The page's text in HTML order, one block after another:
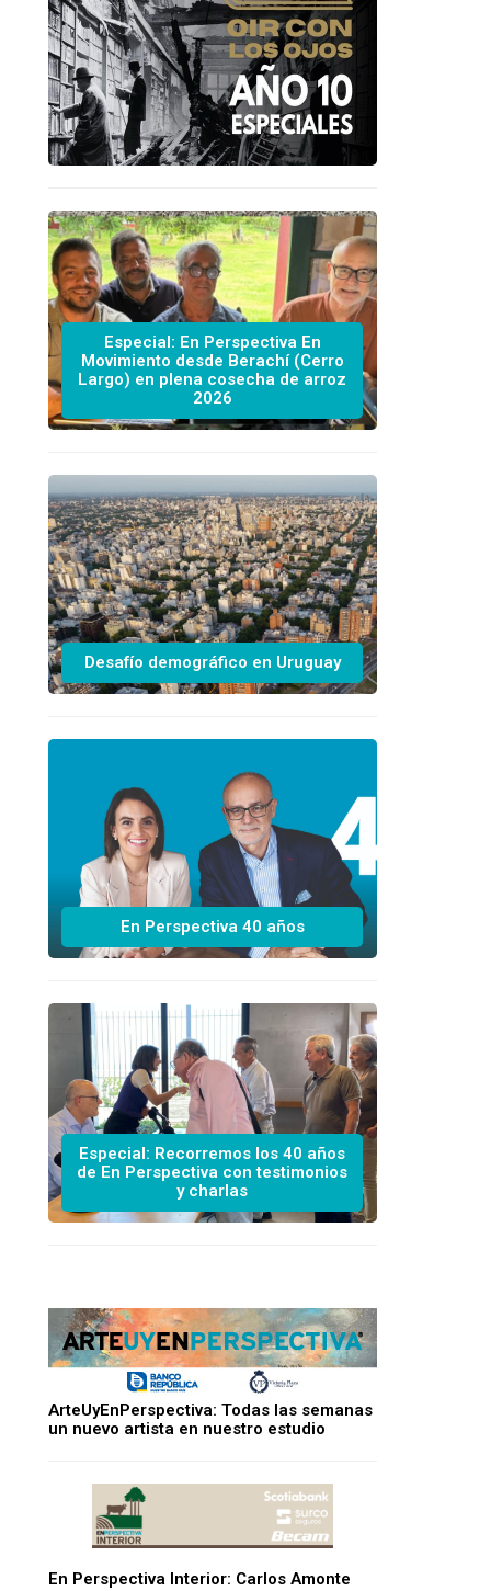
Especial: En Perspectiva En
Movimiento desde Berachí (Cerro
Largo) en plena cosecha de arroz
2026
Desafío demográfico en Uruguay
En Perspectiva 40 años
Especial: Recorremos los 40 años
de En Perspectiva con testimonios
y charlas
ArteUyEnPerspectiva: Todas las semanas
un nuevo artista en nuestro estudio
En Perspectiva Interior: Carlos Amonte